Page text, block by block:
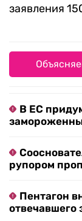
заявления
В ЕС
рупором
Пентагон
отвечавшего